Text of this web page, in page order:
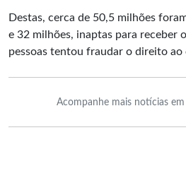
Destas, cerca de 50,5 milhões
e 32 milhões, inaptas para receber
pessoas tentou fraudar o direito ao
Acompanhe mais notícias em